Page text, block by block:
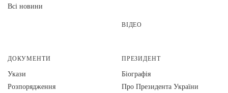
Всі новини
ВІДЕО
ДОКУМЕНТИ
Укази
Розпорядження
ПРЕЗИДЕНТ
Біографія
Про Президента України